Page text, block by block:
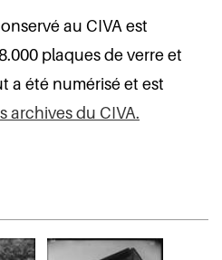
au CIVA est
plaques de verre et
a été numérisé et est
archives du CIVA.